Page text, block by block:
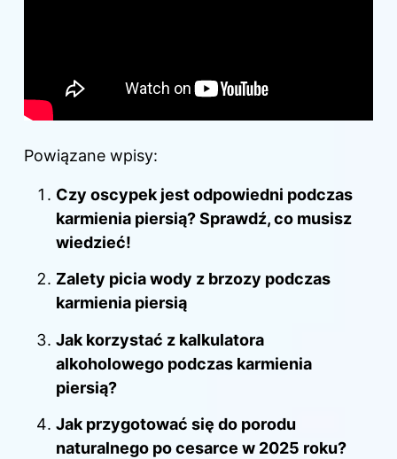
Powiązane wpisy:
Czy oscypek jest odpowiedni podczas
karmienia piersią? Sprawdź, co musisz
wiedzieć!
Zalety picia wody z brzozy podczas
karmienia piersią
Jak korzystać z kalkulatora
alkoholowego podczas karmienia
piersią?
Jak przygotować się do porodu
naturalnego po cesarce w 2025 roku?